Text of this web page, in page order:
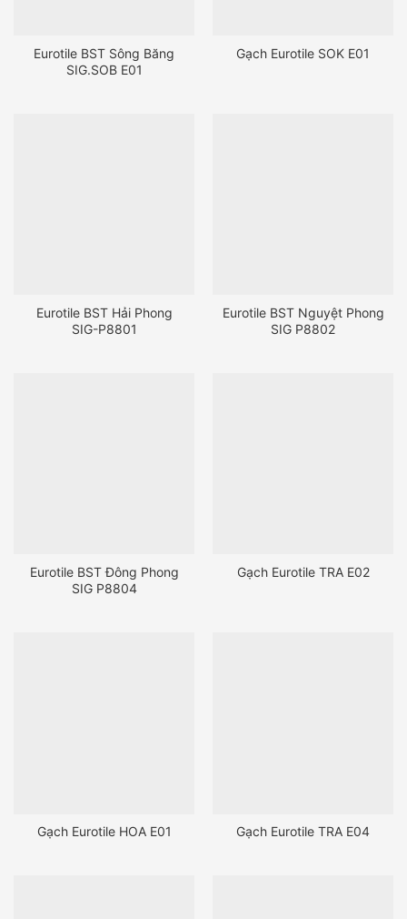
Eurotile BST Sông Băng
SIG.SOB E01
Gạch Eurotile SOK E01
Eurotile BST Hải Phong
SIG-P8801
Eurotile BST Nguyệt Phong
SIG P8802
Eurotile BST Đông Phong
SIG P8804
Gạch Eurotile TRA E02
Gạch Eurotile HOA E01 Gạch Eurotile TRA E04